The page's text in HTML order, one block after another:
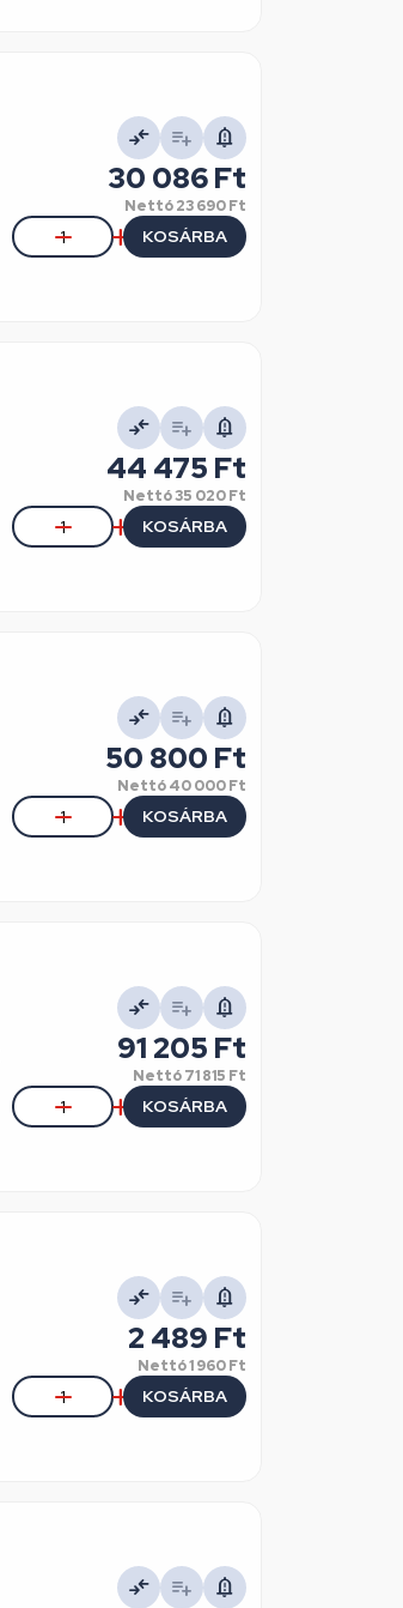
30 086 Ft
Nettó23 690 Ft
KOSÁRBA
44 475 Ft
Nettó35 020 Ft
KOSÁRBA
50 800 Ft
Nettó40 000 Ft
KOSÁRBA
91 205 Ft
Nettó71 815 Ft
KOSÁRBA
2 489 Ft
Nettó1 960 Ft
KOSÁRBA